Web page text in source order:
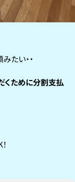
みたい
くために分割支払